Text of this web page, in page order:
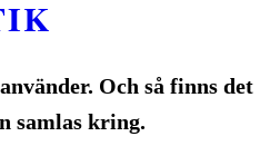
Och så finns det
samlas kring.